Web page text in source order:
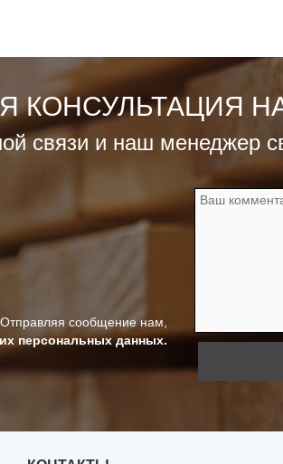
КОНСУЛЬТАЦИЯ
связи и наш менеджер
Отправляя сообщение нам,
персональных данных.